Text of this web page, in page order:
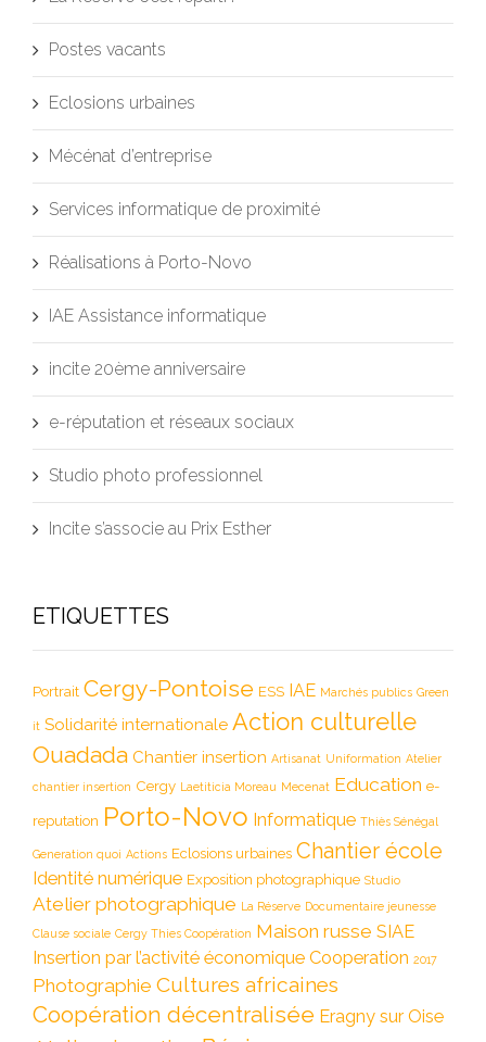
Postes vacants
Eclosions urbaines
Mécénat d’entreprise
Services informatique de proximité
Réalisations à Porto-Novo
IAE Assistance informatique
incite 20ème anniversaire
e-réputation et réseaux sociaux
Studio photo professionnel
Incite s’associe au Prix Esther
ETIQUETTES
Portrait Cergy-Pontoise ESS IAE Marchés publics Green
it Solidarité internationale Action culturelle
Ouadada Chantier insertion Artisanat Uniformation Atelier
chantier insertion Cergy Laetiticia Moreau Mecenat Education e-
reputation Porto-Novo Informatique Thiès Sénégal
Generation quoi Actions Eclosions urbaines Chantier école
Identité numérique Exposition photographique Studio
Atelier photographique La Réserve Documentaire jeunesse
Clause sociale Cergy Thies Coopération Maison russe SIAE
Insertion par l’activité économique Cooperation 2017
Photographie Cultures africaines
Coopération décentralisée Eragny sur Oise